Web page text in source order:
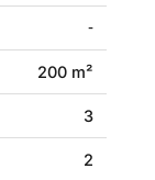
-
200 m²
3
2